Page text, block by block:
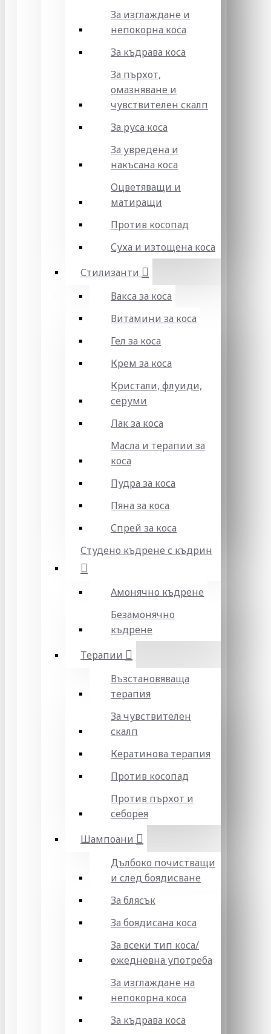
За изглаждане и
непокорна коса
За къдрава коса
За пърхот,
омазняване и
чувствителен скалп
За руса коса
За увредена и
накъсана коса
Оцветяващи и
матиращи
Против косопад
Суха и изтощена коса
Стилизанти
Вакса за коса
Витамини за коса
Гел за коса
Крем за коса
Кристали, флуиди,
серуми
Лак за коса
Масла и терапии за
коса
Пудра за коса
Пяна за коса
Спрей за коса
Студено къдрене с къдрин
Амонячно къдрене
Безамонячно
къдрене
Терапии
Възстановяваща
терапия
За чувствителен
скалп
Кератинова терапия
Против косопад
Против пърхот и
себорея
Шампоани
Дълбоко почистващи
и след боядисване
За блясък
За боядисана коса
За всеки тип коса/
ежедневна употреба
За изглаждане на
непокорна коса
За къдрава коса